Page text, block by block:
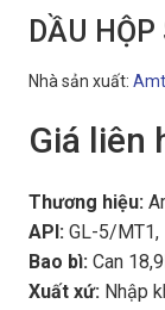
DẦU
Nhà sản xuất:
Giá liên
Thương hiệu:
API: GL-5/MT1,
Bao bì: Can
Xuất xứ: Nhập